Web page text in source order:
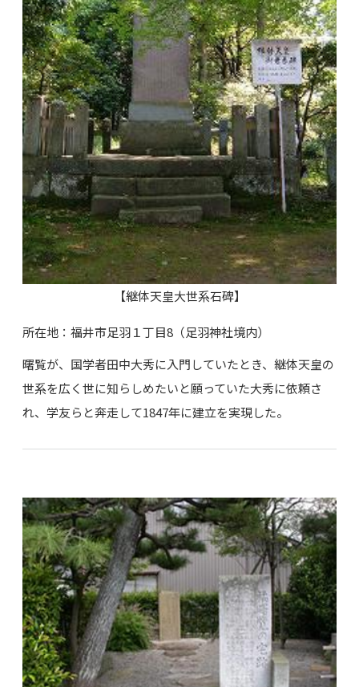
【継体天皇大世系石碑】
所在地：福井市足羽１丁目8（足羽神社境内）
曙覧が、国学者田中大秀に入門していたとき、継体天皇の
世系を広く世に知らしめたいと願っていた大秀に依頼さ
れ、学友らと奔走して1847年に建立を実現した。